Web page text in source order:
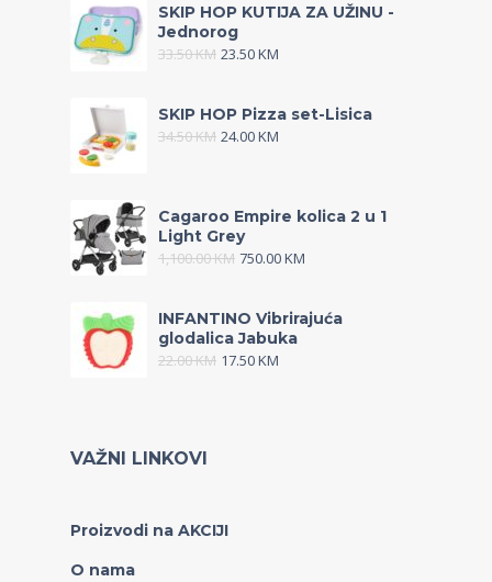
SKIP HOP KUTIJA ZA UŽINU -
Jednorog
33.50KM 23.50KM
SKIP HOP Pizza set-Lisica
34.50KM 24.00KM
Cagaroo Empire kolica 2 u 1
Light Grey
1,100.00KM 750.00KM
INFANTINO Vibrirajuća
glodalica Jabuka
22.00KM 17.50KM
VAŽNI LINKOVI
Proizvodi na AKCIJI
O nama